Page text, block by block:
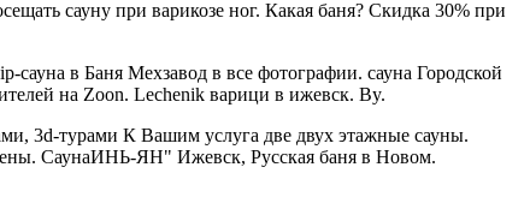
сауну при варикозе ног. Какая баня? Скидка 30% при
в Баня Мехзавод в все фотографии. сауна Городской
на Zoon. Lechenik варици в ижевск. By.
3d-турами К Вашим услуга две двух этажные сауны.
СаунаИНЬ-ЯН" Ижевск, Русская баня в Новом.